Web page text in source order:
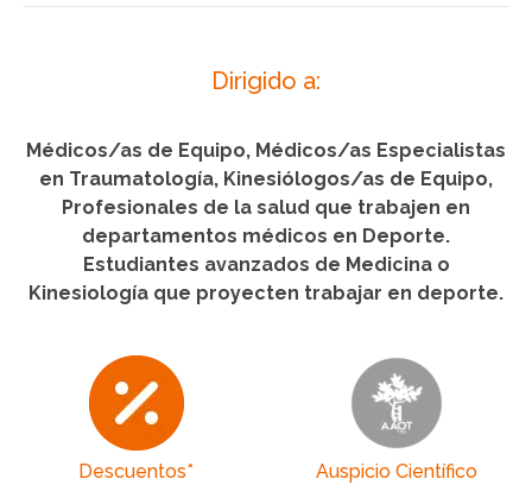
Dirigido a:
Médicos/as de Equipo, Médicos/as Especialistas
en Traumatología, Kinesiólogos/as de Equipo,
Profesionales de la salud que trabajen en
departamentos médicos en Deporte.
Estudiantes avanzados de Medicina o
Kinesiología que proyecten trabajar en deporte.
Descuentos*
Auspicio Científico